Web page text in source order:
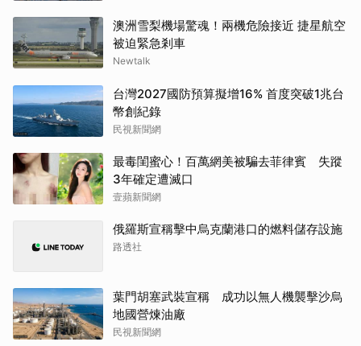
澳洲雪梨機場驚魂！兩機危險接近 捷星航空
被迫緊急剎車
Newtalk
台灣2027國防預算擬增16% 首度突破1兆台
幣創紀錄
民視新聞網
最毒閨蜜心！百萬網美被騙去菲律賓 失蹤
3年確定遭滅口
壹蘋新聞網
俄羅斯宣稱擊中烏克蘭港口的燃料儲存設施
路透社
葉門胡塞武裝宣稱 成功以無人機襲擊沙烏
地國營煉油廠
民視新聞網